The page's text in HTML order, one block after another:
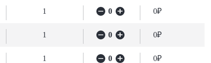
1 0 0₽
1 0 0₽
1 0 0₽